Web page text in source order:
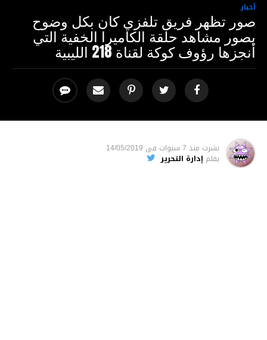
أخبار
صور تظهر فريق تلفزي كان بكل وضوح
يصور مشاهد حلقة الكاميرا الخفية التي
أنجزها رؤوف كوكة لقناة 218 الليبية
نشرت منذ 7 سنوات فى 14/05/2019
بقلم إدارة التحرير